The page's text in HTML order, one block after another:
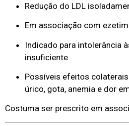
Redução do LDL
Em associação com
Indicado para intolerância
insuficiente
Possíveis efeitos
úrico, gota, anemia e dor
Costuma ser prescrito em